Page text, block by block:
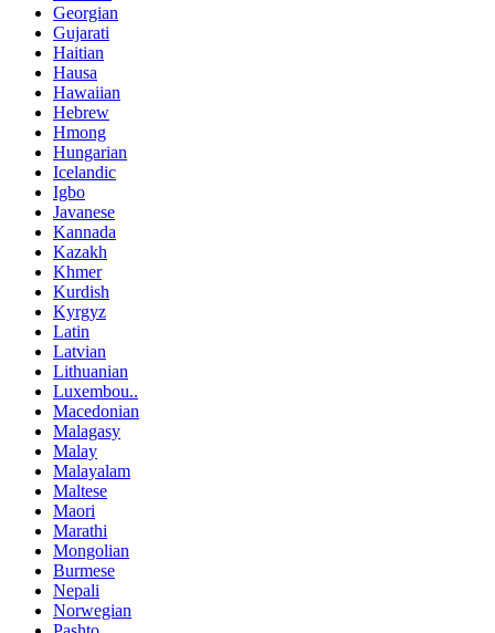
Georgian
Gujarati
Haitian
Hausa
Hawaiian
Hebrew
Hmong
Hungarian
Icelandic
Igbo
Javanese
Kannada
Kazakh
Khmer
Kurdish
Kyrgyz
Latin
Latvian
Lithuanian
Luxembou..
Macedonian
Malagasy
Malay
Malayalam
Maltese
Maori
Marathi
Mongolian
Burmese
Nepali
Norwegian